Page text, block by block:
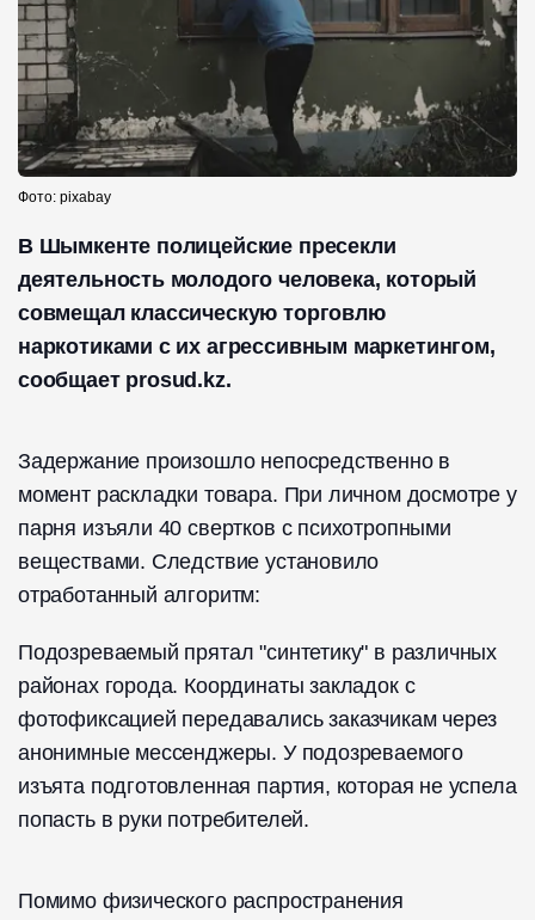
Фото: pixabay
В Шымкенте полицейские пресекли
деятельность молодого человека, который
совмещал классическую торговлю
наркотиками с их агрессивным маркетингом,
сообщает prosud.kz.
Задержание произошло непосредственно в
момент раскладки товара. При личном досмотре у
парня изъяли 40 свертков с психотропными
веществами. Следствие установило
отработанный алгоритм:
Подозреваемый прятал "синтетику" в различных
районах города. Координаты закладок с
фотофиксацией передавались заказчикам через
анонимные мессенджеры. У подозреваемого
изъята подготовленная партия, которая не успела
попасть в руки потребителей.
Помимо физического распространения